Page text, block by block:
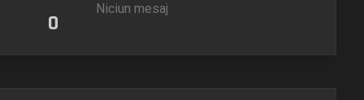
0
Niciun mesaj